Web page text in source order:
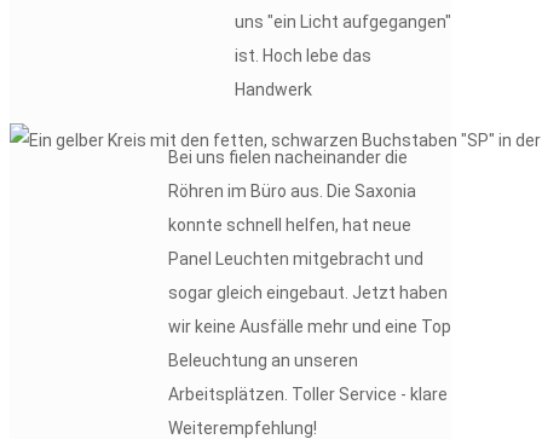
uns "ein Licht aufgegangen"
ist. Hoch lebe das
Handwerk
Bei uns fielen nacheinander die
Röhren im Büro aus. Die Saxonia
konnte schnell helfen, hat neue
Panel Leuchten mitgebracht und
sogar gleich eingebaut. Jetzt haben
wir keine Ausfälle mehr und eine Top
Beleuchtung an unseren
Arbeitsplätzen. Toller Service - klare
Weiterempfehlung!